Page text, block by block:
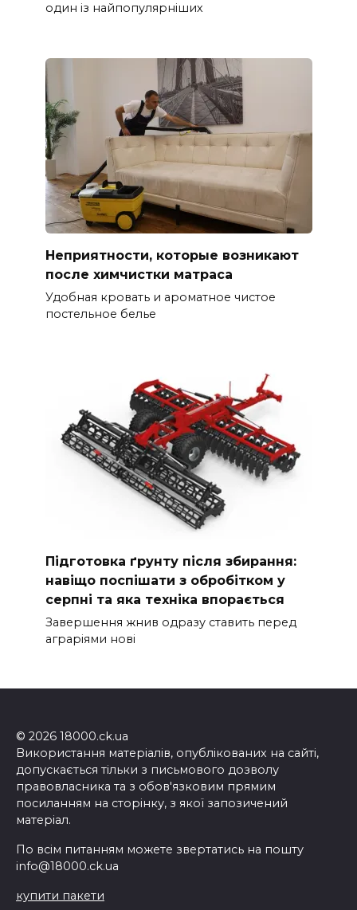
один із найпопулярніших
Неприятности, которые возникают
после химчистки матраса
Удобная кровать и ароматное чистое
постельное белье
Підготовка ґрунту після збирання:
навіщо поспішати з обробітком у
серпні та яка техніка впорається
Завершення жнив одразу ставить перед
аграріями нові
© 2026 18000.ck.ua
Використання матеріалів, опублікованих на сайті,
допускається тільки з письмового дозволу
правовласника та з обов'язковим прямим
посиланням на сторінку, з якої запозичений
матеріал.
По всім питанням можете звертатись на пошту
info@18000.ck.ua
купити пакети